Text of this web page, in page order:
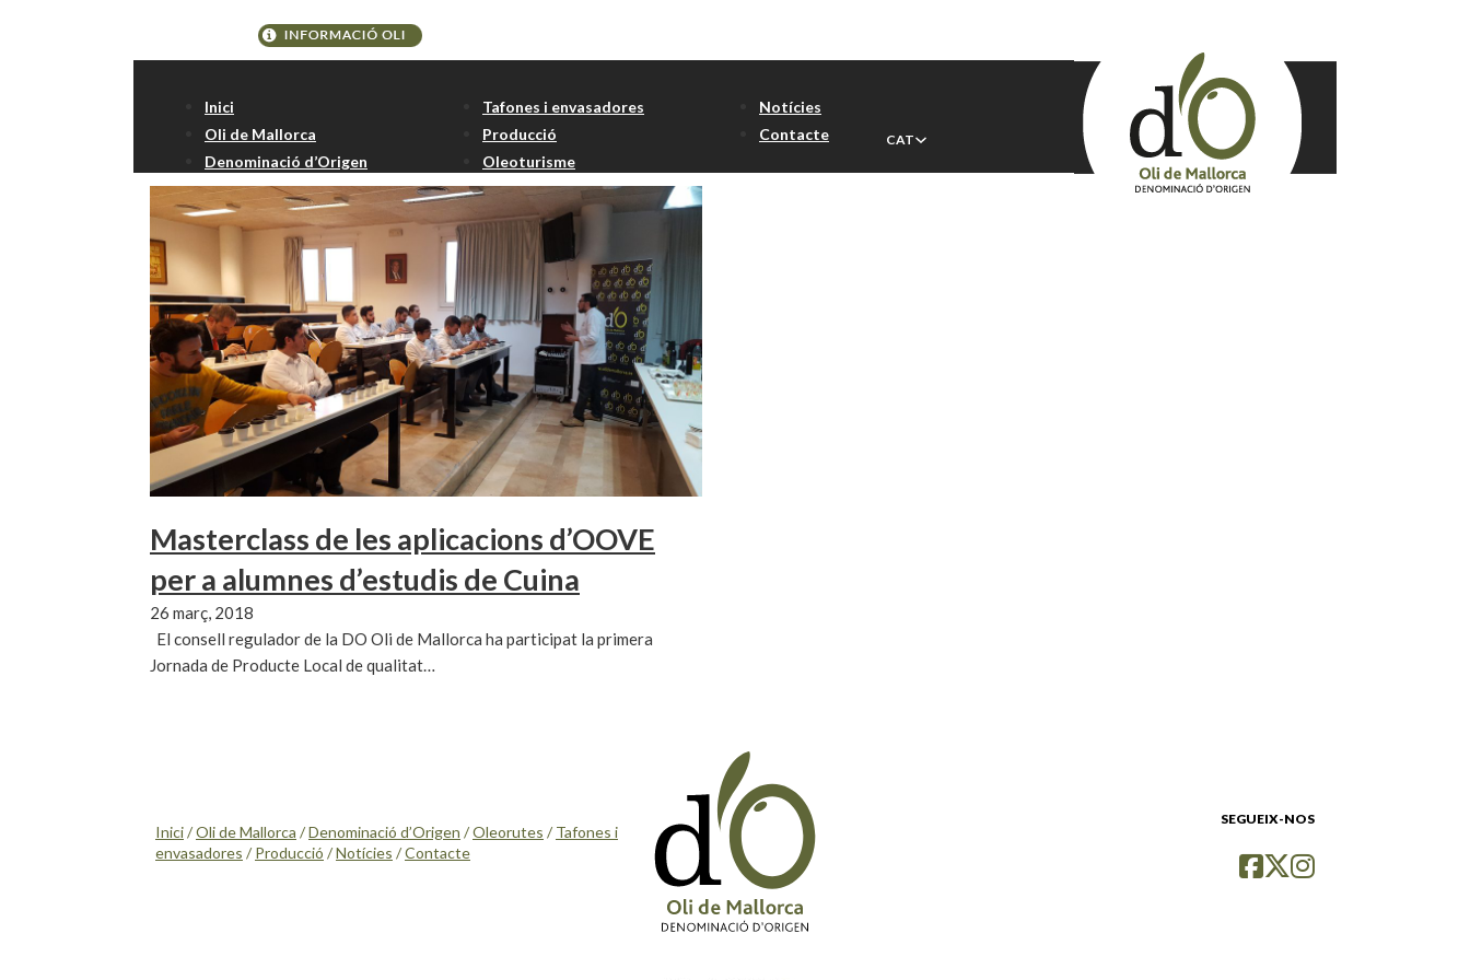
Inici
Oli de Mallorca
Denominació d’Origen
Tafones i envasadores
Producció
Oleoturisme
Notícies
Contacte
CAT
Etiqueta: aplicacions
Masterclass de les aplicacions d’OOVE
per a alumnes d’estudis de Cuina
26 març, 2018
El consell regulador de la DO Oli de Mallorca ha participat la primera
Jornada de Producte Local de qualitat…
Inici/Oli de Mallorca /Denominació d’Origen /Oleorutes / Tafones i
envasadores / Producció /Notícies /Contacte
SEGUEIX-NOS